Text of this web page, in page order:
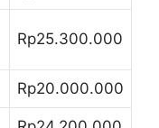
Rp25.300.000
Rp20.000.000